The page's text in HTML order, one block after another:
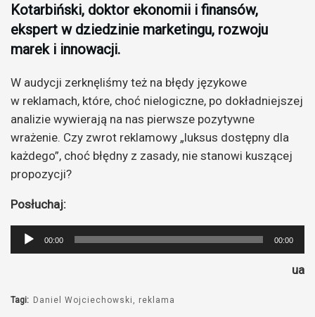
Kotarbiński, doktor ekonomii i finansów,
ekspert w dziedzinie marketingu, rozwoju
marek i innowacji.
W audycji zerknęliśmy też na błędy językowe
w reklamach, które, choć nielogiczne, po dokładniejszej
analizie wywierają na nas pierwsze pozytywne
wrażenie. Czy zwrot reklamowy „luksus dostępny dla
każdego”, choć błędny z zasady, nie stanowi kuszącej
propozycji?
Posłuchaj:
Odtwarzacz
plików
00:00 00:00
ua
Tagi: Daniel Wojciechowski reklama